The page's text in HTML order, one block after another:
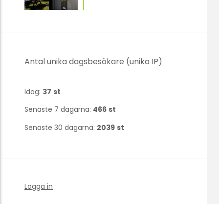
Antal unika dagsbesökare (unika IP)
Idag: 37 st
Senaste 7 dagarna: 466 st
Senaste 30 dagarna: 2039 st
Logga in